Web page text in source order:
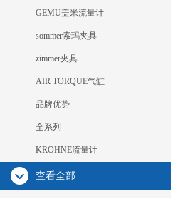
GEMU盖米流量计
sommer索玛夹具
zimmer夹具
AIR TORQUE气缸
品牌优势
全系列
KROHNE流量计
查看全部